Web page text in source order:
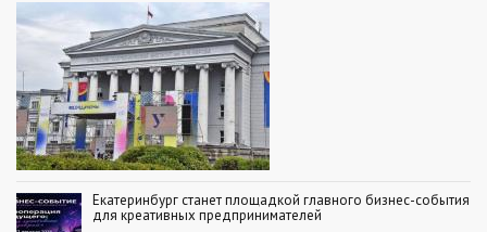
Екатеринбург станет площадкой главного бизнес-события
для креативных предпринимателей